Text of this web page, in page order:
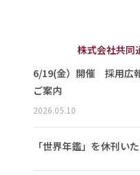
株式会社共同
6/19(金）開催 採用広
ご案内
2026.05.10
「世界年鑑」を休刊い